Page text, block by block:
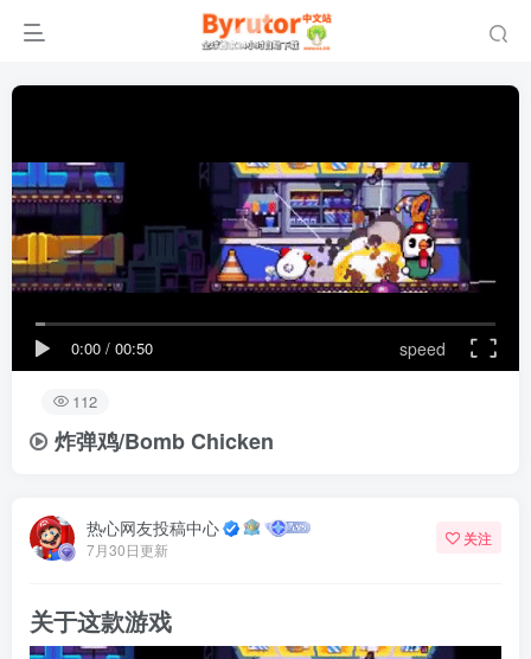
0:00 / 00:50 speed
112
炸弹鸡/Bomb Chicken
热心网友投稿中心
7月30日更新
关注
关于这款游戏